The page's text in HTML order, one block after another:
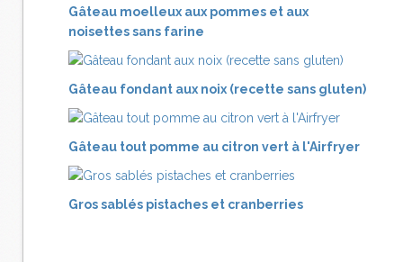
Gâteau moelleux aux pommes et aux
noisettes sans farine
Gâteau fondant aux noix (recette sans gluten)
Gâteau tout pomme au citron vert à l'Airfryer
Gros sablés pistaches et cranberries